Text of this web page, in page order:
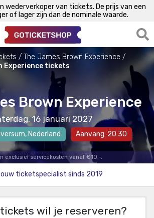
wederverkoper van tickets. De prijs van een
of lager zijn dan de nominale waarde.
The James Brown Experience
Experience tickets
Brown Experience
16 januari 2027
, Nederland Aanvang: 20:30
exclusief servicekosten vanaf €10,-.
ticketspecialist sinds 2019
wil je reserveren?